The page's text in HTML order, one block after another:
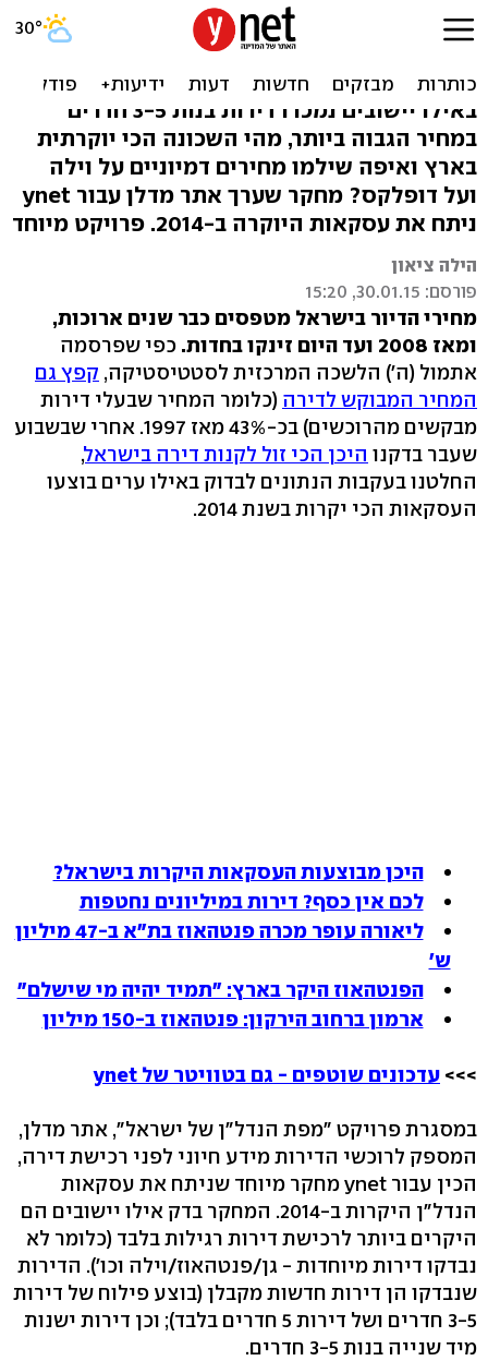
בית ב-130 מיליון: איפה
הדירות הכי יקרות?
באילו יישובים נמכרו דירות בנות 3-5 חדרים
במחיר הגבוה ביותר, מהי השכונה הכי יוקרתית
בארץ ואיפה שילמו מחירים דמיוניים על וילה
ועל דופלקס? מחקר שערך אתר מדלן עבור ynet
ניתח את עסקאות היוקרה ב-2014. פרויקט מיוחד
הילה ציאון
פורסם: 30.01.15, 15:20
מחירי הדיור בישראל מטפסים כבר שנים ארוכות,
ומאז 2008 ועד היום זינקו בחדות.
כפי שפרסמה
אתמול (ה') הלשכה המרכזית לסטטיסטיקה, קפץ גם
המחיר המבוקש לדירה (כלומר המחיר שבעלי דירות
מבקשים מהרוכשים) בכ-43% מאז 1997. אחרי שבשבוע
שעבר בדקנו היכן הכי זול לקנות דירה בישראל,
החלטנו בעקבות הנתונים לבדוק באילו ערים בוצעו
העסקאות הכי יקרות בשנת 2014.
היכן מבוצעות העסקאות היקרות בישראל?
לכם אין כסף? דירות במיליונים נחטפות
ליאורה עופר מכרה פנטהאוז בת"א ב-47 מיליון
ש'
הפנטהאוז היקר בארץ: "תמיד יהיה מי שישלם"
ארמון ברחוב הירקון: פנטהאוז ב-150 מיליון
>>> עדכונים שוטפים - גם בטוויטר של ynet
במסגרת פרויקט "מפת הנדל"ן של ישראל", אתר מדלן,
המספק לרוכשי הדירות מידע חיוני לפני רכישת דירה,
הכין עבור ynet מחקר מיוחד שניתח את עסקאות
הנדל"ן היקרות ב-2014. המחקר בדק אילו יישובים הם
היקרים ביותר לרכישת דירות רגילות בלבד (כלומר לא
נבדקו דירות מיוחדות - גן/פנטהאוז/וילה וכו'). הדירות
שנבדקו הן דירות חדשות מקבלן (בוצע פילוח של דירות
3-5 חדרים ושל דירות 5 חדרים בלבד); וכן דירות ישנות
מיד שנייה בנות 3-5 חדרים.